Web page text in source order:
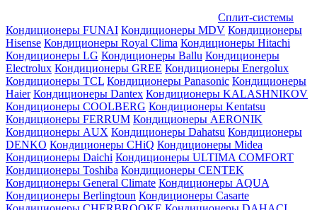
Сплит-системы
Кондиционеры FUNAI Кондиционеры MDV Кондиционеры
Hisense Кондиционеры Royal Clima Кондиционеры Hitachi
Кондиционеры LG Кондиционеры Ballu Кондиционеры
Electrolux Кондиционеры GREE Кондиционеры Energolux
Кондиционеры TCL Кондиционеры Panasonic Кондиционеры
Haier Кондиционеры Dantex Кондиционеры KALASHNIKOV
Кондиционеры СOOLBERG Кондиционеры Kentatsu
Кондиционеры FERRUM Кондиционеры AERONIK
Кондиционеры AUX Кондиционеры Dahatsu Кондиционеры
DENKO Кондиционеры CHiQ Кондиционеры Midea
Кондиционеры Daichi Кондиционеры ULTIMA COMFORT
Кондиционеры Toshiba Кондиционеры CENTEK
Кондиционеры General Climate Кондиционеры AQUA
Кондиционеры Berlingtoun Кондиционеры Casarte